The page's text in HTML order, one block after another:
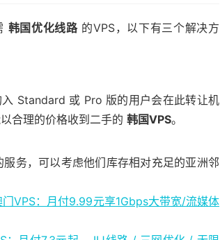
韩国优化线路的VPS，以下有三个解决方
Standard 或 Pro 版的用户会在此转让机
合理的价格收到二手的 韩国VPS。
务，可以考虑他们库存相对充足的亚洲邻
VPS：月付9.99元享1Gbps大带宽/流媒体